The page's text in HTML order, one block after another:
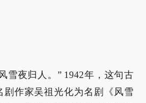
雪夜归人。” 1942年，这句古
剧作家吴祖光化为名剧《风雪